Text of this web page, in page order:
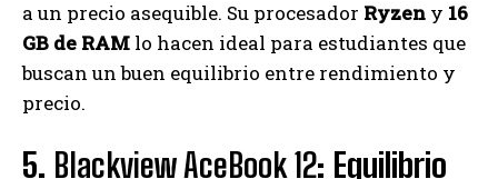
a un precio asequible. Su procesador Ryzen y 16
GB de RAM lo hacen ideal para estudiantes que
buscan un buen equilibrio entre rendimiento y
precio.
5. Blackview AceBook 12: Equilibrio